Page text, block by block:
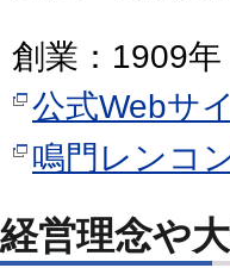
創業：1909年
公式Webサ
鳴門レンコ
経営理念や